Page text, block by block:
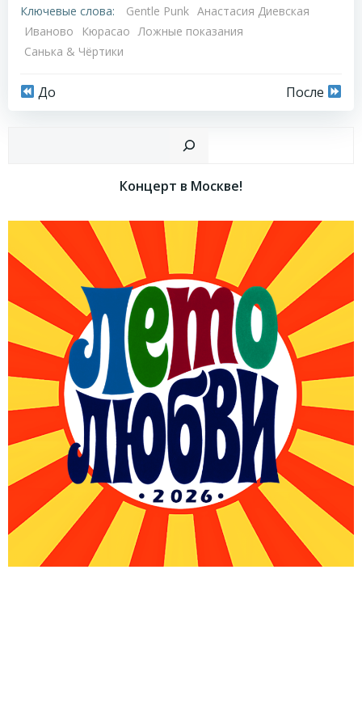
Ключевые слова: Gentle Punk Анастасия Диевская
Иваново
Кюрасао Ложные показания
Санька & Чёртики
Навигация
записям
До
Навигация
по
записям
После
Концерт в Москве!